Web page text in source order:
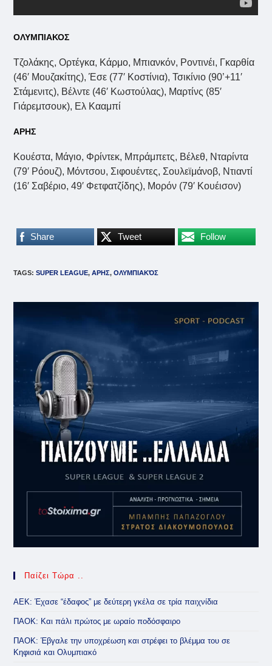
ΟΛΥΜΠΙΑΚΟΣ
Τζολάκης, Ορτέγκα, Κάρμο, Μπιανκόν, Ροντινέι, Γκαρθία
(46′ Μουζακίτης), Έσε (77′ Κοστίνια), Τσικίνιο (90’+11′
Στάμενιτς), Βέλντε (46′ Κωστούλας), Μαρτίνς (85′
Γιάρεμτσουκ), Ελ Κααμπί
ΑΡΗΣ
Κουέστα, Μάγιο, Φρίντεκ, Μπράμπετς, Βέλεθ, Νταρίντα
(79′ Ρόουζ), Μόντσου, Σιφουέντες, Σουλεϊμάνοβ, Ντιαντί
(16′ Σαβέριο, 49′ Φετφατζίδης), Μορόν (79′ Κουέισον)
Share Tweet Follow
TAGS:SUPER LEAGUE, ΑΡΗΣ, ΟΛΥΜΠΙΑΚΌΣ
Παίζει Τώρα ..
ΑΕΚ: Έχασε “έδαφος” με δεύτερη γκέλα σε τρία παιχνίδια
ΠΑΟΚ: Και πάλι πρώτος με ωραίο ποδόσφαιρο
ΠΑΟΚ: Έβγαλε την υποχρέωση και στρέφει το βλέμμα του σε
Κηφισιά και Ολυμπιακό